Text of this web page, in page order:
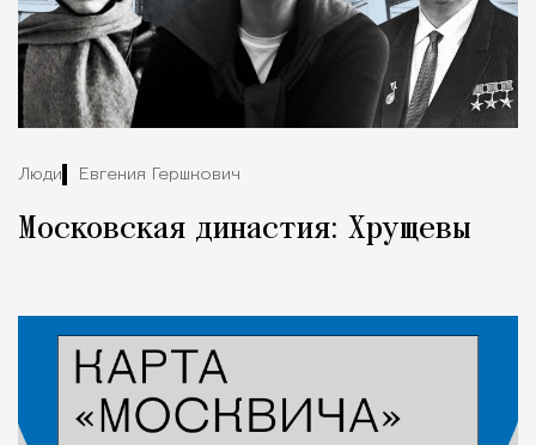
Люди Евгения Гершкович
Московская династия: Хрущевы